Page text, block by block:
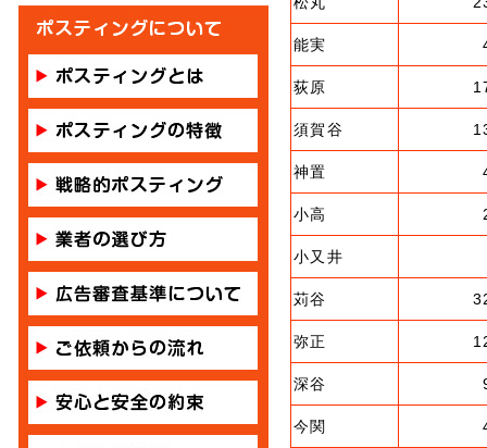
能実
荻原
須賀谷
神置
小高
小又井
苅谷
弥正
深谷
今関